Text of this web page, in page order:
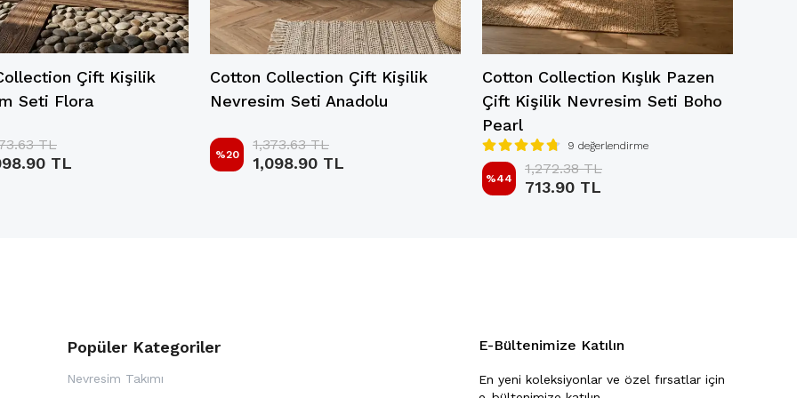
Çift Kişilik
Seti Flora
TL
TL
Cotton Collection Çift Kişilik
Nevresim Seti Anadolu
%20
1,373.63 TL
1,098.90 TL
Cotton Collection Kışlık Pazen
Çift Kişilik Nevresim Seti Boho
Pearl
9 değerlendirme
%44
1,272.38 TL
713.90 TL
Popüler Kategoriler
Nevresim Takımı
E-Bültenimize Katılın
En yeni koleksiyonlar ve özel fırsatlar için